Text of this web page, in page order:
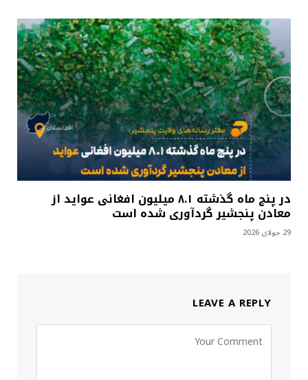
در پنج ماه گذشته ۸.۱ میلیون افغانی عواید از
معادن پنجشیر گردآوری شده است
29 جولای 2026
LEAVE A REPLY